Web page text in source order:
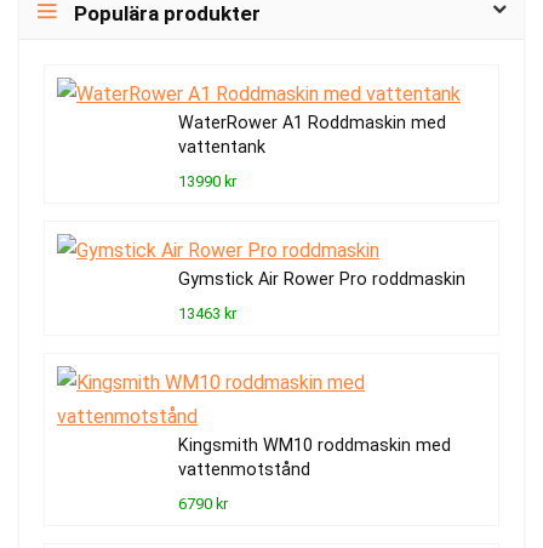
Populära produkter
WaterRower A1 Roddmaskin med
vattentank
13990 kr
Gymstick Air Rower Pro roddmaskin
13463 kr
Kingsmith WM10 roddmaskin med
vattenmotstånd
6790 kr